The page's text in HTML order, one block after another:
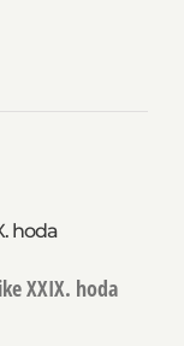
hoda
XXIX. hoda